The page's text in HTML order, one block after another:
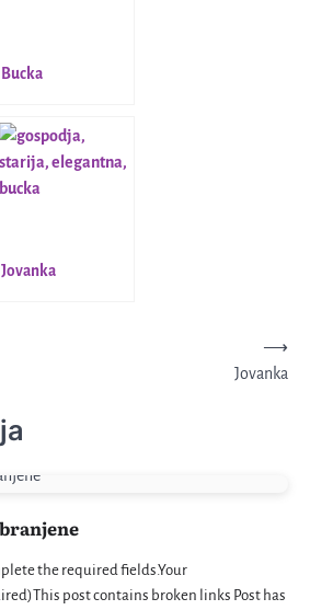
Bucka
Jovanka
Jovanka
⟶
the required fields.Your
post contains broken links Post has